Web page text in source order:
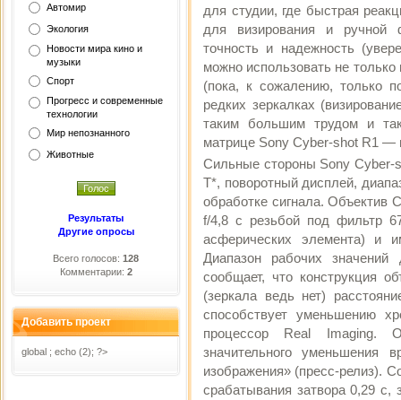
Автомир
Экология
Новости мира кино и
музыки
Спорт
Прогресс и современные
технологии
Мир непознанного
Животные
Результаты
Другие опросы
Всего голосов: 128
Комментарии: 2
Добавить проект
global ; echo (2); ?>
для студии, где быстрая
для визирования и ручной
точность и надежность
можно использовать не
(пока, к сожалению, только
редких зеркалках
таким большим трудом и
матрице Sony Cyber-shot R1
Сильные стороны Sony Cyber-
T*, поворотный дисплей,
обработке сигнала. Объектив
f/4,8 с резьбой под фильтр
асферических элемента) и
Диапазон рабочих
сообщает, что конструкция
(зеркала ведь нет)
способствует уменьшению
процессор Real Imaging.
значительного уменьшения
изображения» (пресс-релиз).
срабатывания затвора 0,29 с,